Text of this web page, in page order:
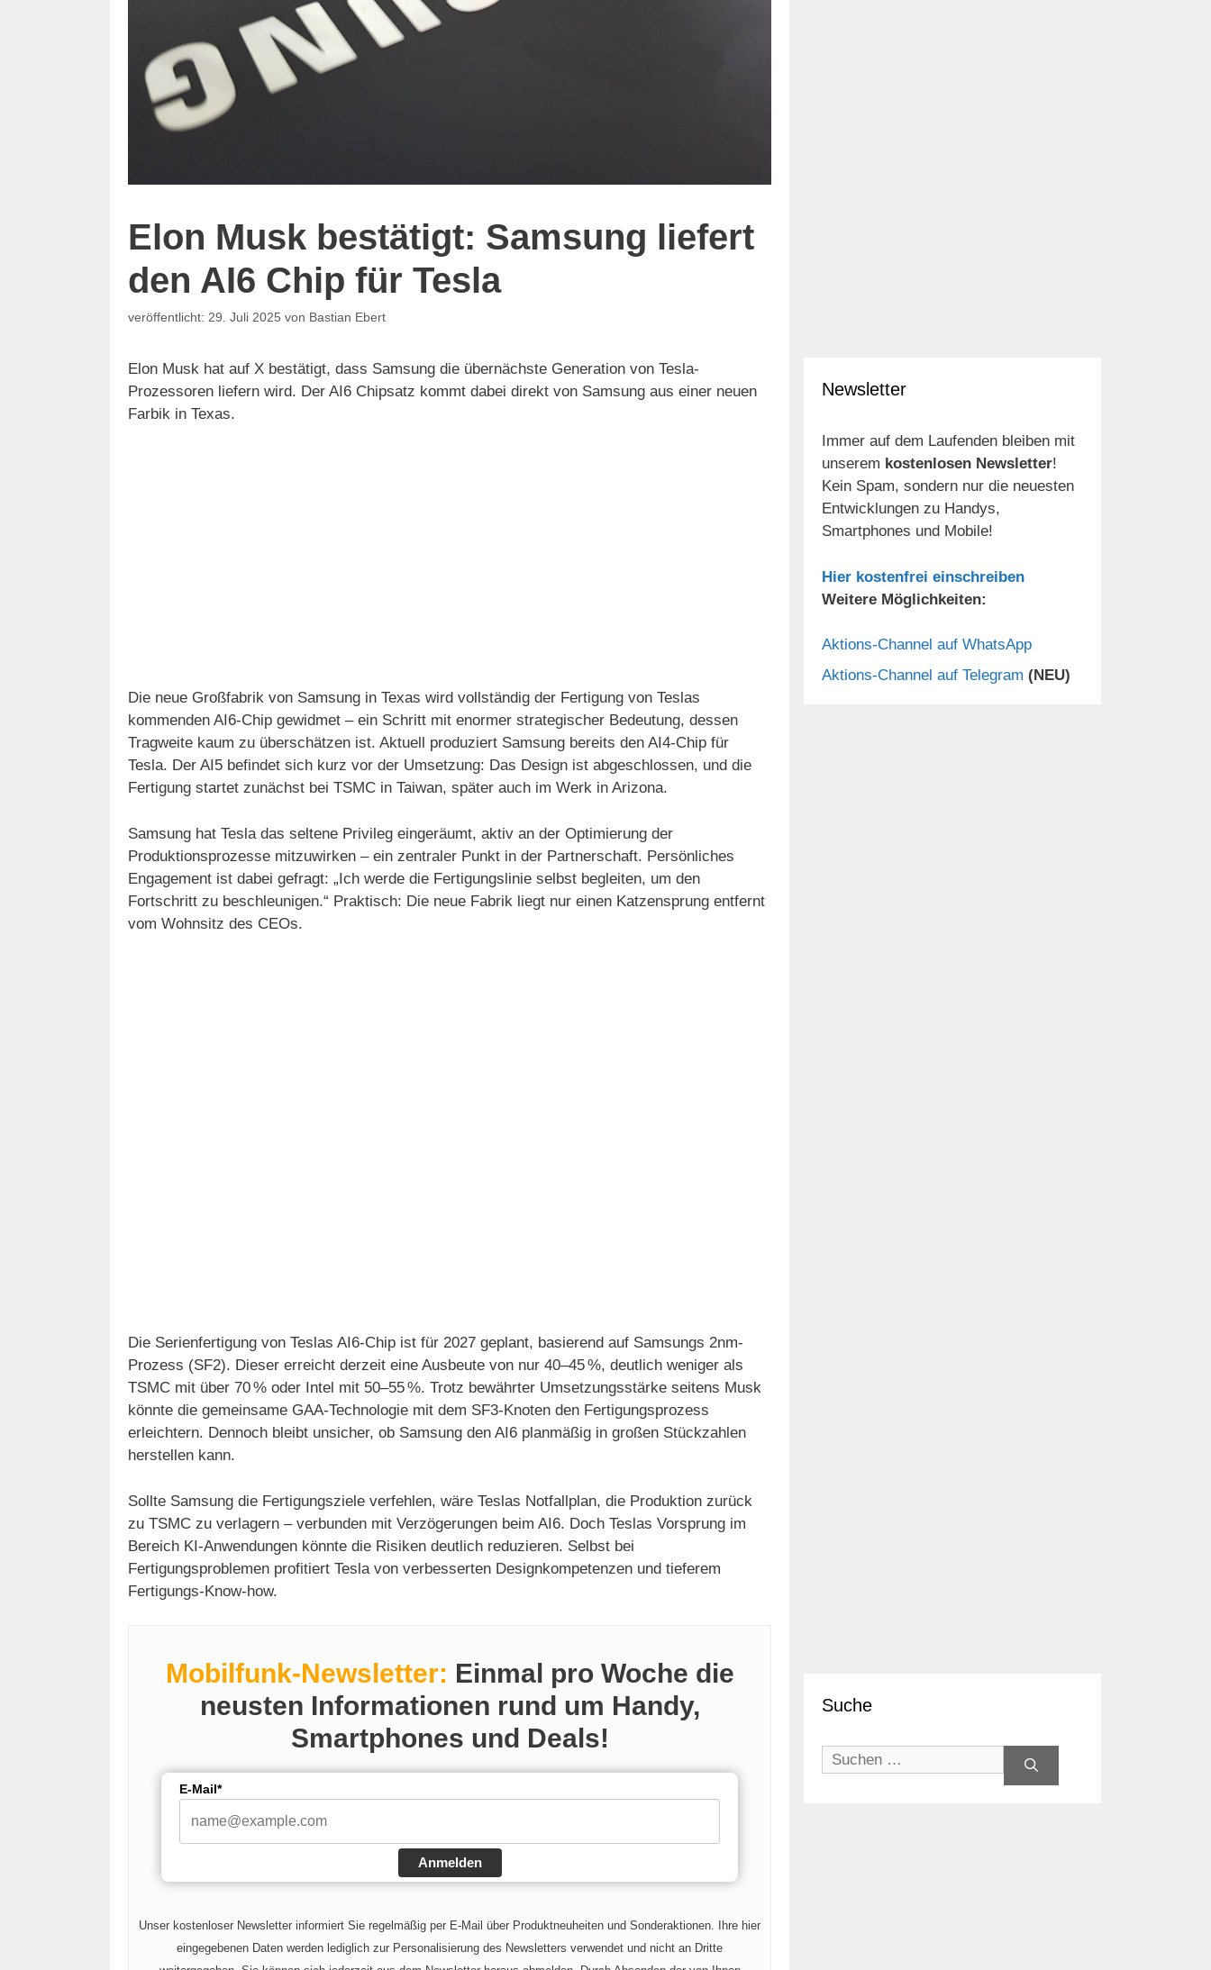
Elon Musk bestätigt: Samsung liefert
den AI6 Chip für Tesla
29. Juli 2025 von Bastian Ebert
Elon Musk hat auf X bestätigt, dass Samsung die übernächste Generation von Tesla-
Prozessoren liefern wird. Der AI6 Chipsatz kommt dabei direkt von Samsung aus einer neuen
Farbik in Texas.
Die neue Großfabrik von Samsung in Texas wird vollständig der Fertigung von Teslas
kommenden AI6-Chip gewidmet – ein Schritt mit enormer strategischer Bedeutung, dessen
Tragweite kaum zu überschätzen ist. Aktuell produziert Samsung bereits den AI4-Chip für
Tesla. Der AI5 befindet sich kurz vor der Umsetzung: Das Design ist abgeschlossen, und die
Fertigung startet zunächst bei TSMC in Taiwan, später auch im Werk in Arizona.
Samsung hat Tesla das seltene Privileg eingeräumt, aktiv an der Optimierung der
Produktionsprozesse mitzuwirken – ein zentraler Punkt in der Partnerschaft. Persönliches
Engagement ist dabei gefragt: „Ich werde die Fertigungslinie selbst begleiten, um den
Fortschritt zu beschleunigen.“ Praktisch: Die neue Fabrik liegt nur einen Katzensprung entfernt
vom Wohnsitz des CEOs.
Die Serienfertigung von Teslas AI6-Chip ist für 2027 geplant, basierend auf Samsungs 2nm-
Prozess (SF2). Dieser erreicht derzeit eine Ausbeute von nur 40–45 %, deutlich weniger als
TSMC mit über 70 % oder Intel mit 50–55 %. Trotz bewährter Umsetzungsstärke seitens Musk
könnte die gemeinsame GAA-Technologie mit dem SF3-Knoten den Fertigungsprozess
erleichtern. Dennoch bleibt unsicher, ob Samsung den AI6 planmäßig in großen Stückzahlen
herstellen kann.
Sollte Samsung die Fertigungsziele verfehlen, wäre Teslas Notfallplan, die Produktion zurück
zu TSMC zu verlagern – verbunden mit Verzögerungen beim AI6. Doch Teslas Vorsprung im
Bereich KI-Anwendungen könnte die Risiken deutlich reduzieren. Selbst bei
Fertigungsproblemen profitiert Tesla von verbesserten Designkompetenzen und tieferem
Fertigungs-Know-how.
Mobilfunk-Newsletter: Einmal pro Woche die
neusten Informationen rund um Handy,
Smartphones und Deals!
E-Mail*
Anmelden
Unser kostenloser Newsletter informiert Sie regelmäßig per E-Mail über Produktneuheiten und Sonderaktionen. Ihre hier
eingegebenen Daten werden lediglich zur Personalisierung des Newsletters verwendet und nicht an Dritte
Newsletter
Immer auf dem Laufenden bleiben mit
unserem kostenlosen Newsletter!
Kein Spam, sondern nur die neuesten
Entwicklungen zu Handys,
Smartphones und Mobile!
Hier kostenfrei einschreiben
Weitere Möglichkeiten:
Aktions-Channel auf WhatsApp
Aktions-Channel auf Telegram (NEU)
Suche
Suchen
nach: